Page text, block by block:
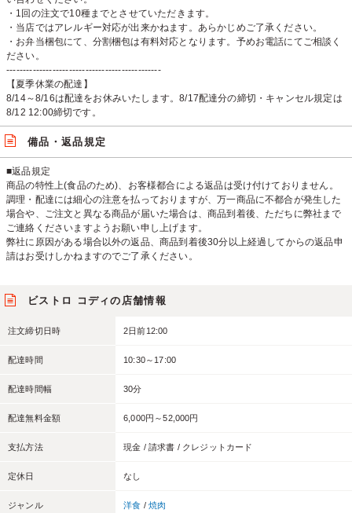
・1回の注文で10種までとさせていただきます。
・当店ではアレルギー対応が出来かねます。あらかじめご了承ください。
・お弁当梱包にて、分割梱包は有料対応となります。予めお電話にてご相談く
ださい。
-----------------------------------------------
【夏季休業の配達】
8/14～8/16は配達をお休みいたします。8/17配達分の締切・キャンセル規定は
8/12 12:00締切です。
備品・返品規定
■返品規定
商品の特性上(食品のため)、お客様都合による返品は受け付けておりません。
調理・配達には細心の注意を払っておりますが、万一商品に不都合が発生した
場合や、ご注文と異なる商品が届いた場合は、商品到着後、ただちに弊社まで
ご連絡くださいますようお願い申し上げます。
弊社に原因がある場合以外の返品、商品到着後30分以上経過してからの返品申
請はお受けしかねますのでご了承ください。
ビストロ コディの店舗情報
注文締切日時 2日前12:00
配達時間 10:30～17:00
配達時間幅 30分
配達無料金額 6,000円～52,000円
支払方法 現金 / 請求書 / クレジットカード
定休日 なし
ジャンル 洋食 / 焼肉